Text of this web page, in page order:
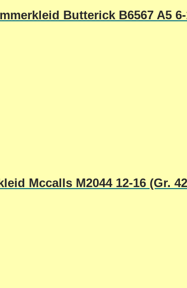
Butterick B6567 A5
Mccalls M2044 12-16 (Gr.